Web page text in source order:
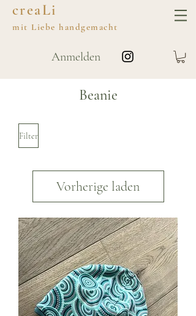
creaLi
mit Liebe handgemacht
Anmelden
Beanie
Filter
Vorherige laden